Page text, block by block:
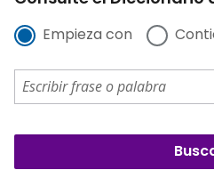
Empieza con